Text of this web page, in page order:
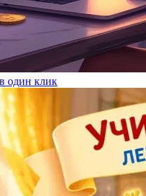
один клик